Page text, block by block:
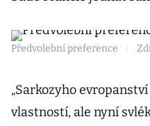
Předvolební preference
„Sarkozyho
vlastností, ale nyní